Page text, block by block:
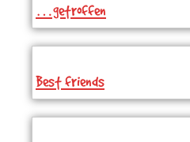
…getroffen
Best friends